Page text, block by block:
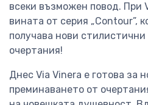
всеки възможен повод. При
вината от серия „Contour”,
получава нови стилистични
очертания!
Днес Via Vinerа е готова за
преминаването от